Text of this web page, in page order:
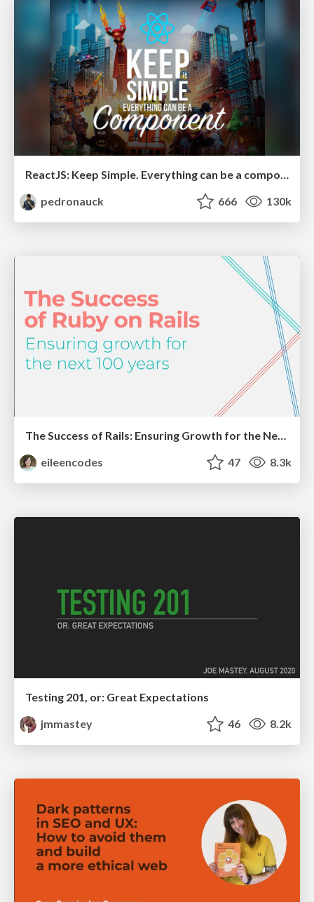
ReactJS: Keep Simple. Everything can be a component!
pedronauck
666 130k
The Success of Rails: Ensuring Growth for the Next 100 Years
eileencodes
47 8.3k
Testing 201, or: Great Expectations
jmmastey
46 8.2k